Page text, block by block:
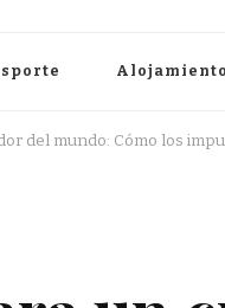
Alojamiento
del mundo: Cómo los